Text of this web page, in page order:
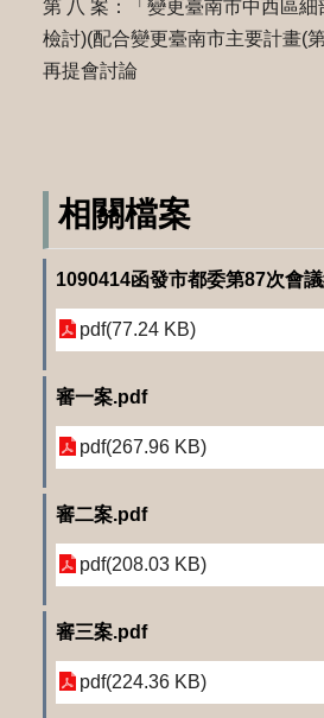
第 八 案：「變更臺南市中西區
檢討)(配合變更臺南市主要計畫(
再提會討論
相關檔案
1090414函發市都委第87次會
pdf(77.24 KB)
審一案.pdf
pdf(267.96 KB)
審二案.pdf
pdf(208.03 KB)
審三案.pdf
pdf(224.36 KB)